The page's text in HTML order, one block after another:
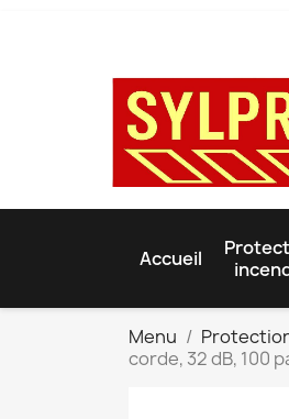
Accueil
Menu
corde, 32 dB, 100